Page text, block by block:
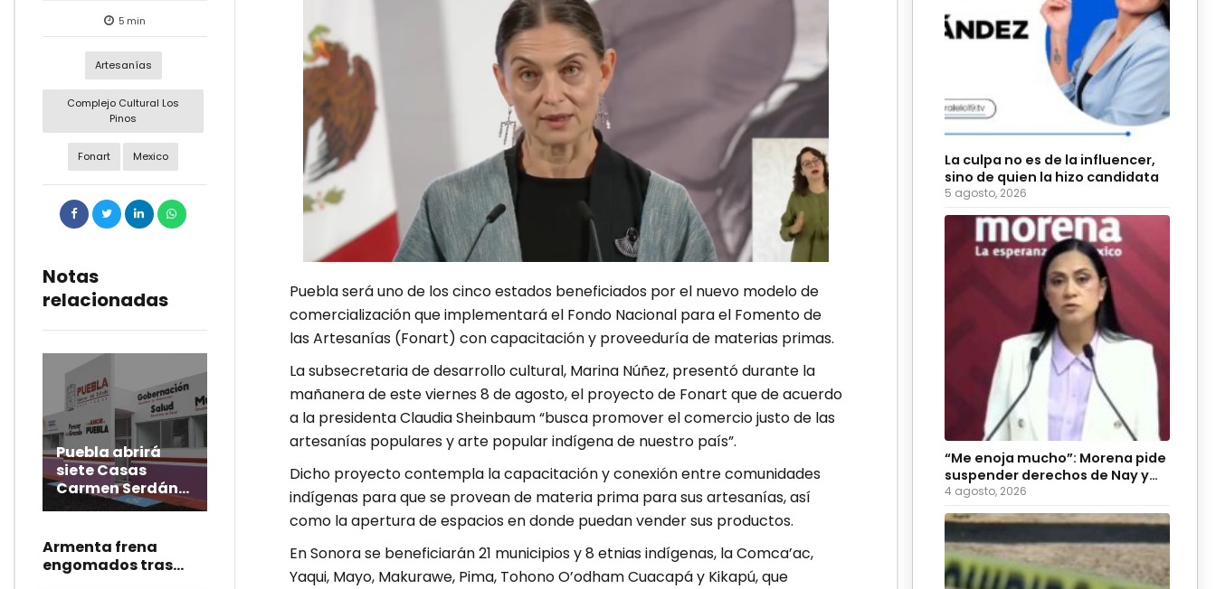
5 min
Artesanías
Complejo Cultural Los
Pinos
Fonart Mexico
Notas
relacionadas
Puebla abrirá
siete Casas
Carmen Serdán
más y cubrirá las
Armenta frena
engomados tras
Puebla será uno de los cinco estados beneficiados por el nuevo modelo de
comercialización que implementará el Fondo Nacional para el Fomento de
las Artesanías (Fonart) con capacitación y proveeduría de materias primas.
La subsecretaria de desarrollo cultural, Marina Núñez, presentó durante la
mañanera de este viernes 8 de agosto, el proyecto de Fonart que de acuerdo
a la presidenta Claudia Sheinbaum “busca promover el comercio justo de las
artesanías populares y arte popular indígena de nuestro país”.
Dicho proyecto contempla la capacitación y conexión entre comunidades
indígenas para que se provean de materia prima para sus artesanías, así
como la apertura de espacios en donde puedan vender sus productos.
En Sonora se beneficiarán 21 municipios y 8 etnias indígenas, la Comca’ac,
Yaqui, Mayo, Makurawe, Pima, Tohono O’odham Cuacapá y Kikapú, que
La culpa no es de la influencer,
sino de quien la hizo candidata
5 agosto, 2026
“Me enoja mucho”: Morena pide
suspender derechos de Nay y
Palomares
4 agosto, 2026